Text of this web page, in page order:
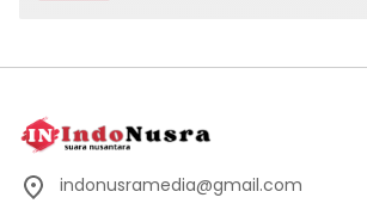
indonusramedia@gmail.com